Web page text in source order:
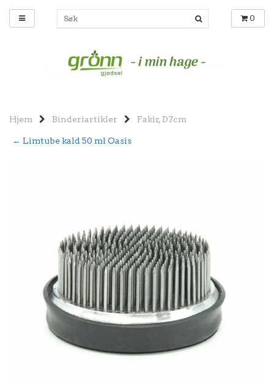
0
Hjem Binderiartikler Fakir, D7cm
← Limtube kald 50 ml Oasis